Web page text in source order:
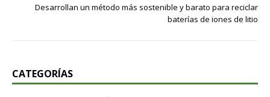
Desarrollan un método más sostenible y barato para reciclar
baterías de iones de litio
CATEGORÍAS